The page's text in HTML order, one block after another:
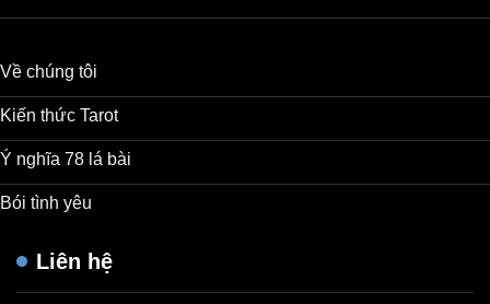
Về chúng tôi
Kiến thức Tarot
Ý nghĩa 78 lá bài
Bói tình yêu
Liên hệ